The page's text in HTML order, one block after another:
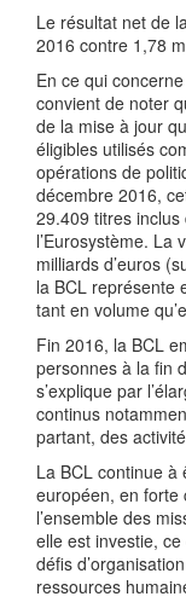
Le résultat net de
2016 contre 1,78
En ce qui
convient de noter
de la mise à jour
éligibles utilisés
opérations de
décembre 2016,
29.409 titres
l’Eurosystème. La
milliards d’euros
la BCL représente
tant en volume
Fin 2016, la BCL
personnes à la fin
s’explique par
continus
partant, des
La BCL continue
européen, en forte
l’ensemble des
elle est investie,
défis
ressources